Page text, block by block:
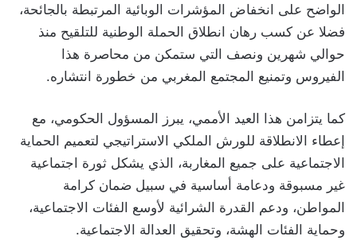
الواضح على انخفاض المؤشرات الوبائية المرتبطة بالجائحة،
فضلا عن كسب رهان انطلاق الحملة الوطنية للتلقيح منذ
حوالي شهرين ونصف التي ستمكن من محاصرة هذا
الفيروس وتمنيع المجتمع المغربي من خطورة انتشاره.
كما يتزامن هذا العيد الأممي، يبرز المسؤول الحكومي، مع
إعطاء الانطلاقة للورش الملكي الاستراتيجي لتعميم الحماية
الاجتماعية على جميع المغاربة، الذي يشكل ثورة اجتماعية
غير مسبوقة ودعامة أساسية في سبيل ضمان كرامة
المواطن، ودعم القدرة الشرائية لأوسع الفئات الاجتماعية،
وحماية الفئات الهشة، وتحقيق العدالة الاجتماعية.